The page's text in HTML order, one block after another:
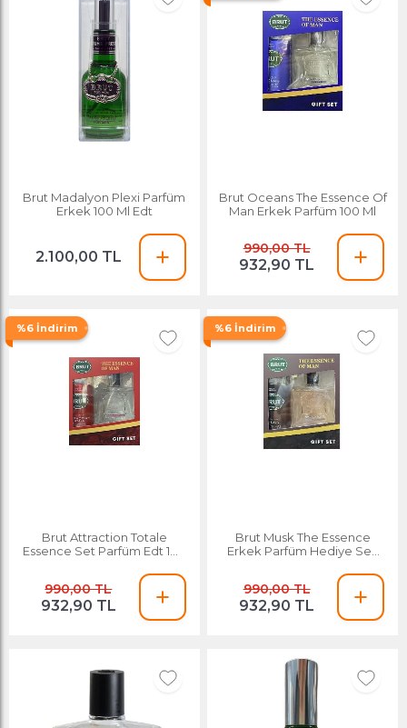
Brut Madalyon Plexi Parfüm
Erkek 100 Ml Edt
2.100,00 TL
Brut Oceans The Essence Of
Man Erkek Parfüm 100 Ml
990,00 TL
932,90 TL
%6 İndirim
Brut Attraction Totale
Essence Set Parfüm Edt 100
990,00 TL
932,90 TL
%6 İndirim
Brut Musk The Essence
Erkek Parfüm Hediye Seti
990,00 TL
932,90 TL